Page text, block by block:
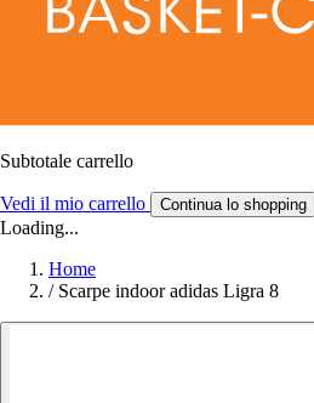
Subtotale carrello
Vedi il mio carrello Continua lo shopping
Loading...
Home
/ Scarpe indoor adidas Ligra 8